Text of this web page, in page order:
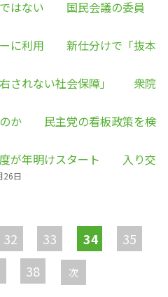
ではない 国民会議の委員
ーに利用 新仕分けで「抜本
右されない社会保障」 衆院
のか 民主党の看板政策を検
度が年明けスタート 入り交
26日
32 33 34
35
38 次